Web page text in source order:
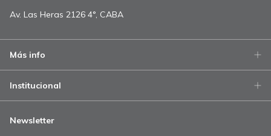
Av. Las Heras 2126 4°, CABA
Más info
Institucional
Newsletter